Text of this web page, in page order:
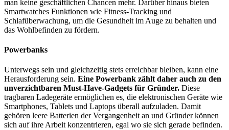
man keine geschäftlichen Chancen mehr. Darüber hinaus bieten
Smartwatches Funktionen wie Fitness-Tracking und
Schlafüberwachung, um die Gesundheit im Auge zu behalten und
das Wohlbefinden zu fördern.
Powerbanks
Unterwegs sein und gleichzeitig stets erreichbar bleiben, kann eine
Herausforderung sein. Eine Powerbank zählt daher auch zu den
unverzichtbaren Must-Have-Gadgets für Gründer. Diese
tragbaren Ladegeräte ermöglichen es, die elektronischen Geräte wie
Smartphones, Tablets und Laptops überall aufzuladen. Damit
gehören leere Batterien der Vergangenheit an und Gründer können
sich auf ihre Arbeit konzentrieren, egal wo sie sich gerade befinden.